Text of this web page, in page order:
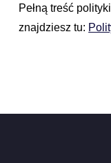
Pełną treść
znajdziesz tu: